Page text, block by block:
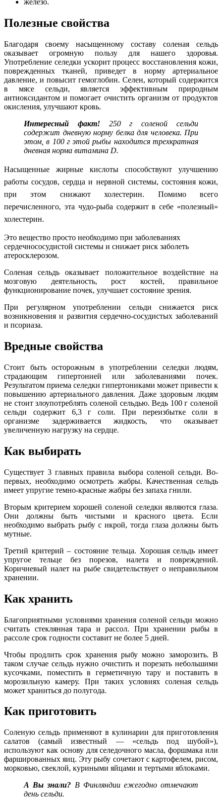
железо.
Полезные свойства
Благодаря своему насыщенному составу соленая сельдь
оказывает огромную пользу для нашего здоровья.
Употребление селедки ускорит процесс восстановления кожи,
поврежденных тканей, приведет в норму артериальное
давление, и повысит гемоглобин. Селен, который содержится
в мясе сельди, является эффективным природным
антиоксидантом и помогает очистить организм от продуктов
окисления, улучшают кровь.
Интересный факт!250 г соленой сельди
содержит дневную норму белка для человека. При
этом, в 100 г этой рыбы находится трехкратная
дневная норма витамина D.
Насыщенные жирные кислоты способствуют улучшению
работы сосудов, сердца и нервной системы, состояния кожи,
при этом снижают холестерин. Помимо всего
перечисленного, эта чудо-рыба содержит в себе «полезный»
холестерин.
Это вещество просто необходимо при заболеваниях
сердечнососудистой системы и снижает риск заболеть
атеросклерозом.
Соленаясельдь оказывает положительное воздействие на
мозговую деятельность, рост костей, правильное
функционирование почек, улучшает состояние зрения.
При регулярном употреблении сельди снижается риск
возникновения и развития сердечно-сосудистых заболеваний
и псориаза.
Вредные свойства
Стоит быть осторожным в употреблении селедки людям,
страдающим гипертонией или заболеваниями почек.
Результатом приема селедки гипертониками может привести к
повышению артериального давления. Даже здоровым людям
не стоит злоупотреблять соленой сельдью. Ведь 100 г соленой
сельди содержит 6,3 г соли. При переизбытке соли в
организме задерживается жидкость, что оказывает
увеличенную нагрузку на сердце.
Как выбирать
Существует 3 главных правила выбора соленой сельди. Во-
первых, необходимо осмотреть жабры. Качественная сельдь
имеет упругие темно-красные жабры без запаха гнили.
Вторым критерием хорошей соленой селедки являются глаза.
Они должны быть чистыми и красного цвета. Если
необходимо выбрать рыбу с икрой, тогда глаза должны быть
мутные.
Третий критерий – состояние тельца. Хорошая сельдь имеет
упругое тельце без порезов, налета и повреждений.
Коричневый налет на рыбе свидетельствует о неправильном
хранении.
Как хранить
Благоприятными условиями хранения соленой сельди можно
считать стеклянная тара и рассол. При хранении рыбы в
рассоле срок годности составит не более 5 дней.
Чтобы продлить срок хранения рыбу можно заморозить. В
таком случае сельдь нужно очистить и порезать небольшими
кусочками, поместить в герметичную тару и поставить в
морозильную камеру. При таких условиях соленая сельдь
может храниться до полугода.
Как приготовить
Соленую сельдь применяют в кулинарии для приготовления
салатов (самый известный — «сельдь под шубой»),
используют как основу для селедочного масла, форшмака или
фаршированных яиц. Эту рыбу сочетают с картофелем, рисом,
морковью, свеклой, куриными яйцами и тертыми яблоками.
А Вы знали? В Финляндии ежегодно отмечают
день сельди.